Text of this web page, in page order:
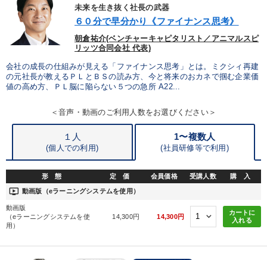
社員研修を行いたい 財務・数字力の向上
社長の姿勢を学びたい 財務・数字力の向上
後継者に聞かせたい 販売力を強化したい
ブランディング インフレ対策・値上げ
未来を生き抜く社長の武器
６０分で早分かり《ファイナンス思考》
朝倉祐介(ベンチャーキャピタリスト／アニマルスピ
リッツ合同会社 代表)
会社の成長の仕組みが見える「ファイナンス思考」とは。ミクシィ再建
の元社長が教えるＰＬとＢＳの読み方、今と将来のおカネで掴む企業価
値の高め方、ＰＬ脳に陥らない５つの急所 A22...
＜音声・動画のご利用人数をお選びください＞
１人
(個人での利用)
1〜複数人
(社員研修等で利用)
形 態 定 価 会員価格 受講人数 購 入
ondemand_video 動画版（eラーニングシステムを使用）
動画版
（eラーニングシステムを使
用）
14,300円 14,300円
カートに
入れる